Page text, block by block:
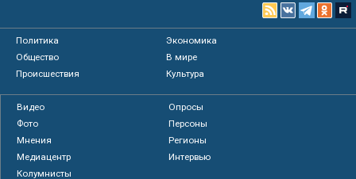
Политика
Экономика
Общество
В мире
Происшествия
Культура
Видео
Опросы
Фото
Персоны
Мнения
Регионы
Медиацентр
Интервью
Колумнисты